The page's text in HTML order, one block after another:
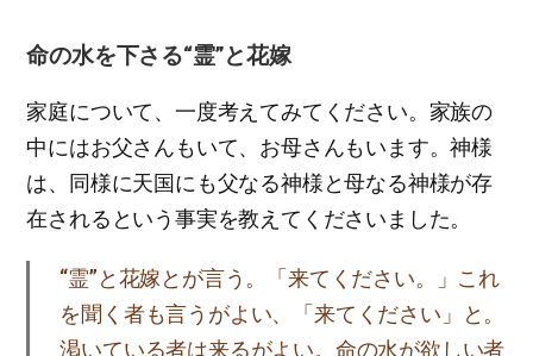
命の水を下さる“霊”と花嫁
家庭について、一度考えてみてください。家族の
中にはお父さんもいて、お母さんもいます。神様
は、同様に天国にも父なる神様と母なる神様が存
在されるという事実を教えてくださいました。
“霊”と花嫁とが言う。「来てください。」これ
を聞く者も言うがよい、「来てください」と。
渇いている者は来るがよい。命の水が欲しい者